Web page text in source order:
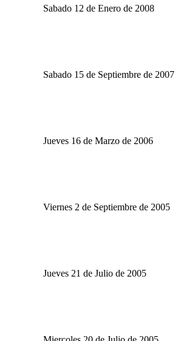
Sabado 12 de Enero de 2008
Sabado 15 de Septiembre de 2007
Jueves 16 de Marzo de 2006
Viernes 2 de Septiembre de 2005
Jueves 21 de Julio de 2005